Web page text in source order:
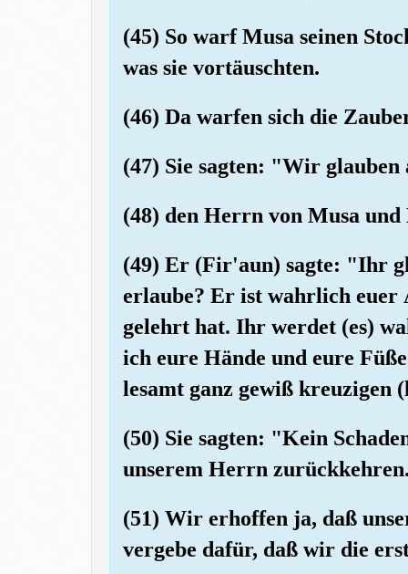
(45) So warf Musa seinen
was sie vortäuschten.
(46) Da warfen sich die
(47) Sie sagten: "Wir
(48) den Herrn von Musa
(49) Er (Fir'aun) sagte: "Ihr
erlaube? Er ist wahrlich euer
gelehrt hat. Ihr werdet (es)
ich eure Hände und eure
lesamt ganz gewiß kreuzigen
(50) Sie sagten: "Kein
unserem Herrn
(51) Wir erhoffen ja, daß
vergebe dafür, daß wir die